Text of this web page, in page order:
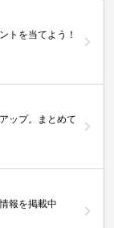
トを当てよう！
ップ。まとめて
報を掲載中